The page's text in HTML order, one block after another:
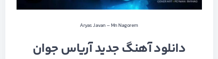
Aryas Javan – Mn Nagorem
دانلود آهنگ جدید آریاس جوان